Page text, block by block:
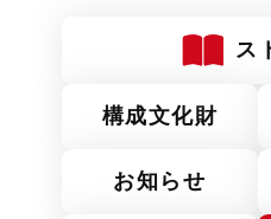
ス
構成文化財
お知らせ